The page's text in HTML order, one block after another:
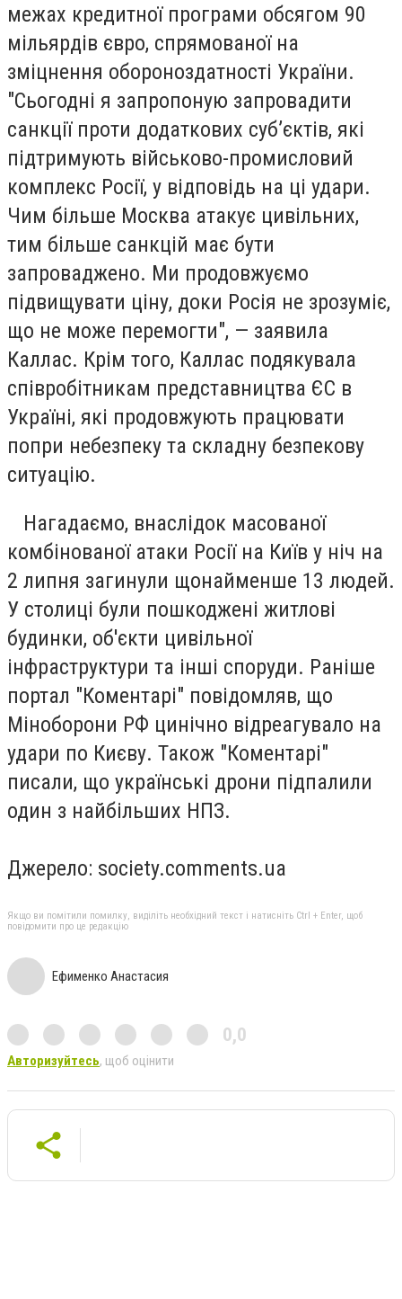
межах кредитної програми обсягом 90
мільярдів євро, спрямованої на
зміцнення обороноздатності України.
"Сьогодні я запропоную запровадити
санкції проти додаткових суб’єктів, які
підтримують військово-промисловий
комплекс Росії, у відповідь на ці удари.
Чим більше Москва атакує цивільних,
тим більше санкцій має бути
запроваджено. Ми продовжуємо
підвищувати ціну, доки Росія не зрозуміє,
що не може перемогти", — заявила
Каллас. Крім того, Каллас подякувала
співробітникам представництва ЄС в
Україні, які продовжують працювати
попри небезпеку та складну безпекову
ситуацію.
Нагадаємо, внаслідок масованої
комбінованої атаки Росії на Київ у ніч на
2 липня загинули щонайменше 13 людей.
У столиці були пошкоджені житлові
будинки, об'єкти цивільної
інфраструктури та інші споруди. Раніше
портал "Коментарі" повідомляв, що
Міноборони РФ цинічно відреагувало на
удари по Києву. Також "Коментарі"
писали, що українські дрони підпалили
один з найбільших НПЗ.
Джерело: society.comments.ua
Якщо ви помітили помилку, виділіть необхідний текст і натисніть Ctrl + Enter, щоб
повідомити про це редакцію
Ефименко Анастасия
0,0
Авторизуйтесь, щоб оцінити